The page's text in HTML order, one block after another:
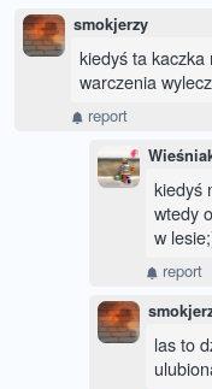
smokjerzy
kiedyś ta
warczenia
report
kiedyś
wtedy
w
report
las to